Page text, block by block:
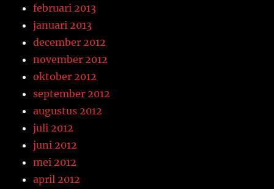
februari 2013
januari 2013
december 2012
november 2012
oktober 2012
september 2012
augustus 2012
juli 2012
juni 2012
mei 2012
april 2012